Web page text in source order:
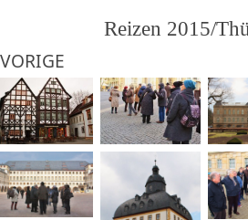
Reizen 2015/
VORIGE